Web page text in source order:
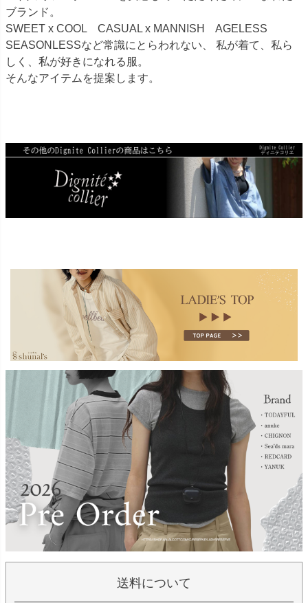
ブランド。
SWEET x COOL CASUAL x MANNISH AGELESS
SEASONLESSなど常識にとらわれない、 私が着て、私ら
しく、私が好きになれる服。
そんなアイテムを提案します。
送料について